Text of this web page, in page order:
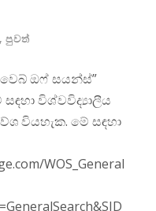
, පුවත්
ඔෆ් සයන්ස්”
විශ්වවිද්‍යාලීය
වියහැක. මේ සඳහා
WOS_General